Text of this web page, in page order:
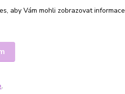
aby Vám mohli zobrazovat informace
.